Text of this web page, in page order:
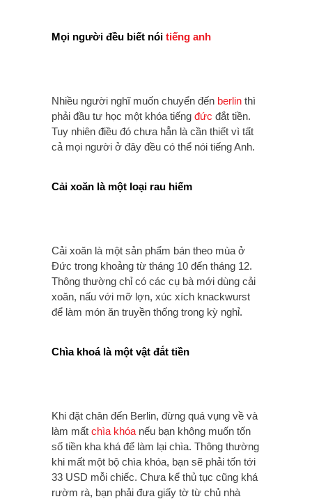
Mọi người đều biết nói tiếng anh
Nhiều người nghĩ muốn chuyển đến berlin thì
phải đầu tư học một khóa tiếng đức đắt tiền.
Tuy nhiên điều đó chưa hẳn là cần thiết vì tất
cả mọi người ở đây đều có thể nói tiếng Anh.
Cải xoăn là một loại rau hiếm
Cải xoăn là một sản phẩm bán theo mùa ở
Đức trong khoảng từ tháng 10 đến tháng 12.
Thông thường chỉ có các cụ bà mới dùng cải
xoăn, nấu với mỡ lợn, xúc xích knackwurst
để làm món ăn truyền thống trong kỳ nghỉ.
Chìa khoá là một vật đắt tiền
Khi đặt chân đến Berlin, đừng quá vụng về và
làm mất chìa khóa nếu bạn không muốn tốn
số tiền kha khá để làm lại chìa. Thông thường
khi mất một bộ chìa khóa, bạn sẽ phải tốn tới
33 USD mỗi chiếc. Chưa kể thủ tục cũng khá
rườm rà, bạn phải đưa giấy tờ từ chủ nhà